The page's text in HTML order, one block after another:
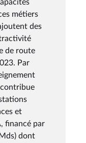
métiers
des
de route
Par
et
financé par
dont